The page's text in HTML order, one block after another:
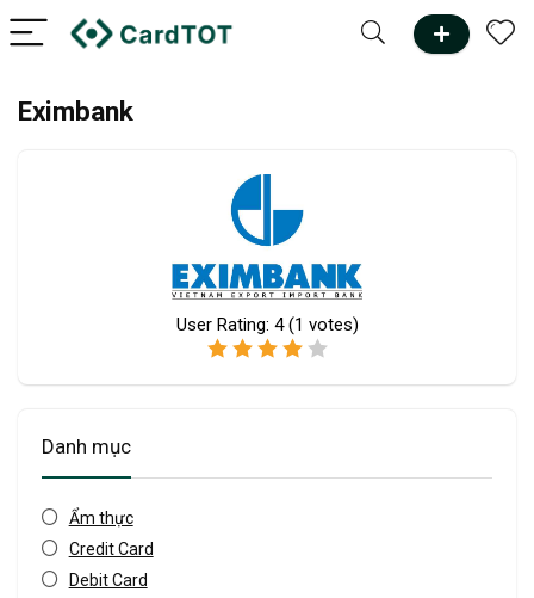
Eximbank
User Rating: 4 (1 votes)
Danh mục
Ẩm thực
Credit Card
Debit Card